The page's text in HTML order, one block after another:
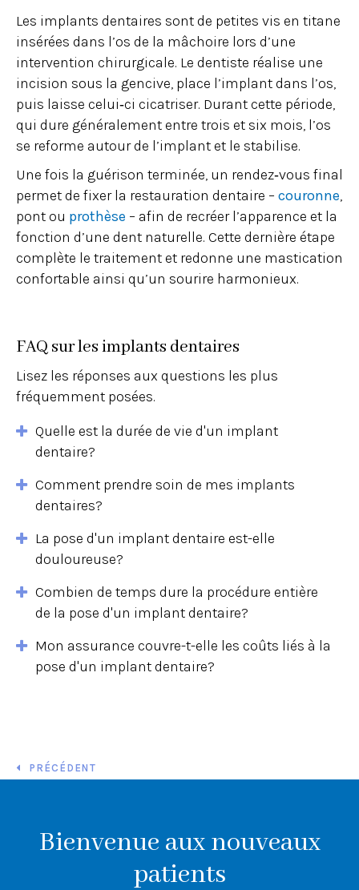
Les implants dentaires sont de petites vis en titane
insérées dans l’os de la mâchoire lors d’une
intervention chirurgicale. Le dentiste réalise une
incision sous la gencive, place l’implant dans l’os,
puis laisse celui‑ci cicatriser. Durant cette période,
qui dure généralement entre trois et six mois, l’os
se reforme autour de l’implant et le stabilise.
Une fois la guérison terminée, un rendez‑vous final
permet de fixer la restauration dentaire – couronne,
pont ou prothèse – afin de recréer l’apparence et la
fonction d’une dent naturelle. Cette dernière étape
complète le traitement et redonne une mastication
confortable ainsi qu’un sourire harmonieux.
FAQ sur les implants dentaires
Lisez les réponses aux questions les plus
fréquemment posées.
Quelle est la durée de vie d'un implant
dentaire?
Comment prendre soin de mes implants
dentaires?
La pose d'un implant dentaire est-elle
douloureuse?
Combien de temps dure la procédure entière
de la pose d'un implant dentaire?
Mon assurance couvre-t-elle les coûts liés à la
pose d'un implant dentaire?
PRÉCÉDENT
Bienvenue aux nouveaux
patients